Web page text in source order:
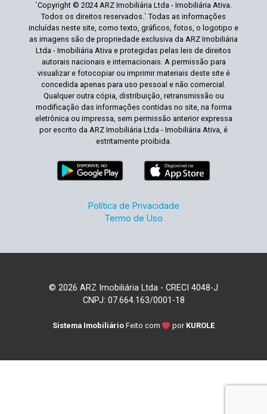
`Copyright © 2024 ARZ Imobiliária Ltda - Imobiliária Ativa.
Todos os direitos reservados.` Todas as informações
incluídas neste site, como texto, gráficos, fotos, o logotipo e
as imagens são de propriedade exclusiva da ARZ Imobiliária
Ltda - Imobiliária Ativa e protegidas pelas leis de direitos
autorais nacionais e internacionais. A permissão para
visualizar e fotocopiar ou imprimir materiais deste site é
concedida apenas para uso pessoal e não comercial.
Qualquer outra cópia, distribuição, retransmissão ou
modificação das informações contidas no site, na forma
eletrônica ou impressa, sem permissão anterior expressa
por escrito da ARZ Imobiliária Ltda - Imobiliária Ativa, é
estritamente proibida.
Política de Privacidade
Termo de Uso
© 2026 ARZ Imobiliária Ltda - CRECI 4048-J
CNPJ: 07.664.163/0001-18
Sistema Imobiliário Feito com por KUROLE